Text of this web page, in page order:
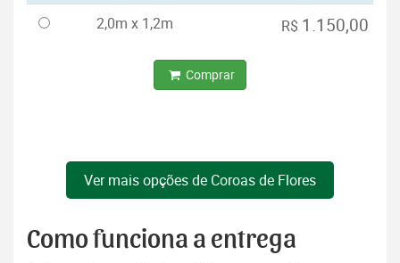
2,0m x 1,2m R$ 1.150,00
Comprar
Ver mais opções de Coroas de Flores
Como funciona a entrega